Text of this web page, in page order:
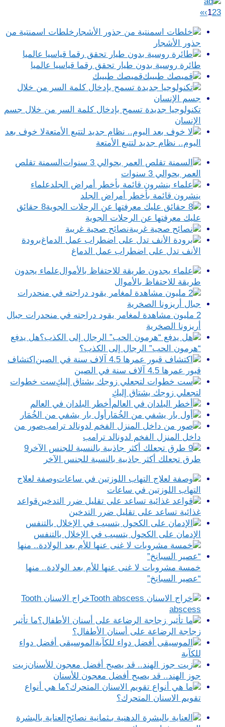
123
›
»
خلطات اسمنتية من
جذور الأشجار
طائرة روسية بدون طيار تحقق رقما قياسيا عالميا
قميصك طبيبك
تكنولوجيا جديدة تسمح بإدخال كلمة السر من خلال جسم
الإنسان
لا خوف بعد
اليوم.. نظام جديد لتتبع الأمتعة
السمنة تقلص
العمر بحوالي 3 سنوات
علماء
ينشرون قائمة بأخطر أمراض الجلد
8 حقائق
عليك معرفتها عن الرحلات الجوية
نصائح صحية غريبة
برودة
الأنف تدل على اضطراب عمل الدماغ
علماء يجدون
طريقة للاحتفاظ بالأموال
2 مليون مشاهدة لمغامر يقود دراجته في منحدرات جبال
أريزونا الصخرية
هل يدفع
“هرمون الحب” الرجال إلى الكذب؟
اكتشاف
قبور عمرها 4.5 آلاف سنة في الصين
ست خطوات
لتجعلي زوجك يشتاق إليكِ
أخطر البلدان في العالم
أول بار يشفي من الخُمَار
صور من
داخل المنزل الفخم لدونالد ترامب
9
طرق تجعلك أكثر جاذبية بالنسبة للجنس الآخر
وصفة لعلاج
التهاب اللوزتين في ساعات
قواعد
غذائية تساعد على تقليل ضرر التدخين
الإدمان على الكحول يتسبب في الإخلال بالتنفس
خمسة مشروبات لا غنى عنها للأم بعد الولادة.. منها
“عصير السبانخ”
خراج الاسنان Tooth
abscess
ما تأثير
زجاجة الرضاعة على أسنان الأطفال؟
الموسيقى أفضل دواء
للكآبة
زيت
جوز الهند.. قد يصبح أفضل معجون للأسنان
ما هي أنواع
تقويم الاسنان المتحرك؟
العناية بالبشرة